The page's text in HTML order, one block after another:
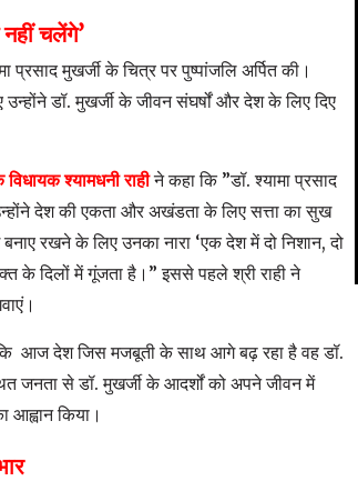
चलेंगे’
मुखर्जी के चित्र पर पुष्पांजलि अर्पित की।
डॉ. मुखर्जी के जीवन संघर्षों और देश के लिए दिए
श्यामधनी राहीने कहा कि ​”डॉ. श्यामा प्रसाद
देश की एकता और अखंडता के लिए सत्ता का सुख
रखने के लिए उनका नारा ‘एक देश में दो निशान, दो
के दिलों में गूंजता है।” इससे पहले श्री राही ने
आज देश जिस मजबूती के साथ आगे बढ़ रहा है वह डॉ.
जनता से डॉ. मुखर्जी के आदर्शों को अपने जीवन में
आह्वान किया।